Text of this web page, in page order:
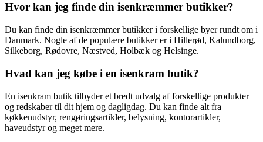
Hvor kan jeg finde din isenkræmmer butikker?
Du kan finde din isenkræmmer butikker i forskellige byer rundt om i
Danmark. Nogle af de populære butikker er i Hillerød, Kalundborg,
Silkeborg, Rødovre, Næstved, Holbæk og Helsinge.
Hvad kan jeg købe i en isenkram butik?
En isenkram butik tilbyder et bredt udvalg af forskellige produkter
og redskaber til dit hjem og dagligdag. Du kan finde alt fra
køkkenudstyr, rengøringsartikler, belysning, kontorartikler,
haveudstyr og meget mere.